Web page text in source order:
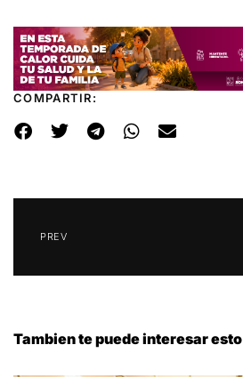
COMPARTIR:
PREV
Tambien te puede interesar esto